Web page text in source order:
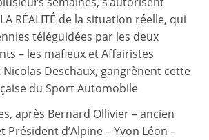
RÉALITÉ de la situation réelle, qui
téléguidées par les deux
– les mafieux et Affairistes
Nicolas Deschaux, gangrènent cette
du Sport Automobile
après Bernard Ollivier – ancien
Président d’Alpine – Yvon Léon –